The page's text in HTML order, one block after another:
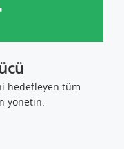
hedefleyen tüm
yönetin.